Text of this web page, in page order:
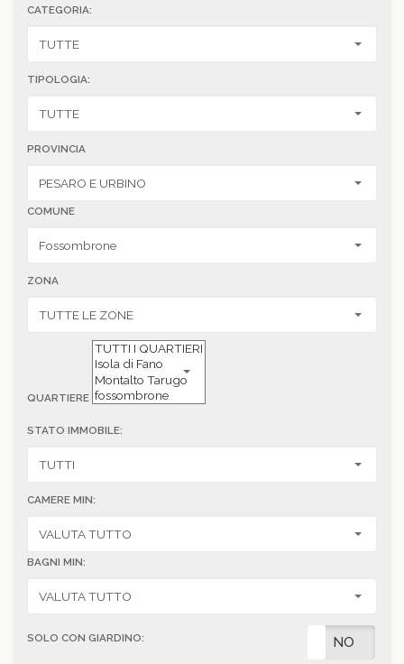
CATEGORIA:
TIPOLOGIA:
PROVINCIA
COMUNE
ZONA
QUARTIERE
STATO IMMOBILE:
CAMERE MIN:
BAGNI MIN:
SOLO CON GIARDINO: NO